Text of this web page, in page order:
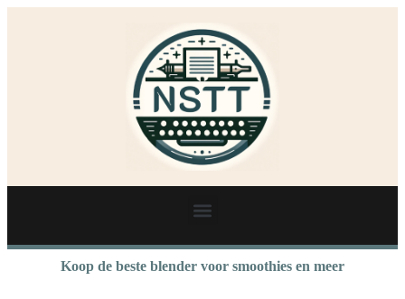
Koop de beste blender voor smoothies en meer